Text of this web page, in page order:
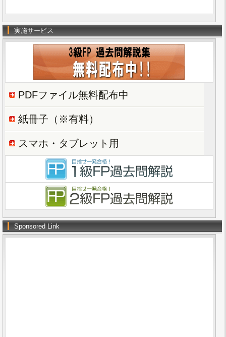
実施サービス
PDFファイル無料配布中
紙冊子（※有料）
スマホ・タブレット用
Sponsored Link